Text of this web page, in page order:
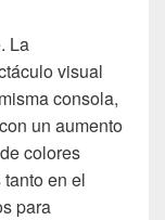
La
visual
consola,
un aumento
colores
en el
para